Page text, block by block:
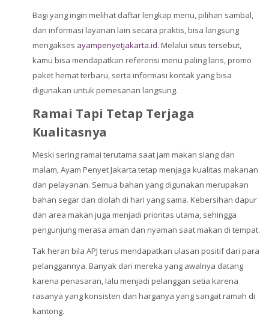
Bagi yang ingin melihat daftar lengkap menu, pilihan sambal,
dan informasi layanan lain secara praktis, bisa langsung
mengakses ayampenyetjakarta.id. Melalui situs tersebut,
kamu bisa mendapatkan referensi menu paling laris, promo
paket hemat terbaru, serta informasi kontak yang bisa
digunakan untuk pemesanan langsung.
Ramai Tapi Tetap Terjaga
Kualitasnya
Meski sering ramai terutama saat jam makan siang dan
malam, Ayam Penyet Jakarta tetap menjaga kualitas makanan
dan pelayanan. Semua bahan yang digunakan merupakan
bahan segar dan diolah di hari yang sama. Kebersihan dapur
dan area makan juga menjadi prioritas utama, sehingga
pengunjung merasa aman dan nyaman saat makan di tempat.
Tak heran bila APJ terus mendapatkan ulasan positif dari para
pelanggannya. Banyak dari mereka yang awalnya datang
karena penasaran, lalu menjadi pelanggan setia karena
rasanya yang konsisten dan harganya yang sangat ramah di
kantong.